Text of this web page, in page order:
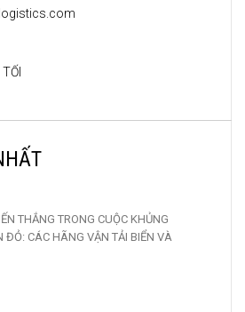
THẮNG TRONG CUỘC KHỦNG
ĐỎ: CÁC HÃNG VẬN TẢI BIỂN VÀ